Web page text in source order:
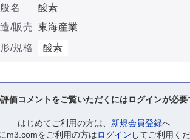
名
酸素
/販売 東海産業
/規格
酸素
価コメントをご覧いただくにはログインが必要
はじめてご利用の方は、 新規会員登録へ
m3.comをご利用の方はログイン してご利用く